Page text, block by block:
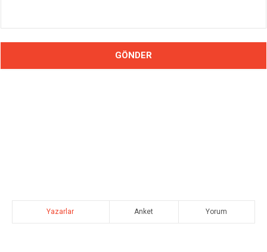
Yazarlar Anket Yorum